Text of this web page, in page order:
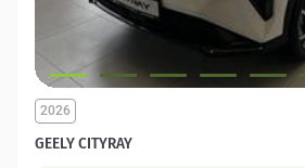
GEELY CITYRAY
2026